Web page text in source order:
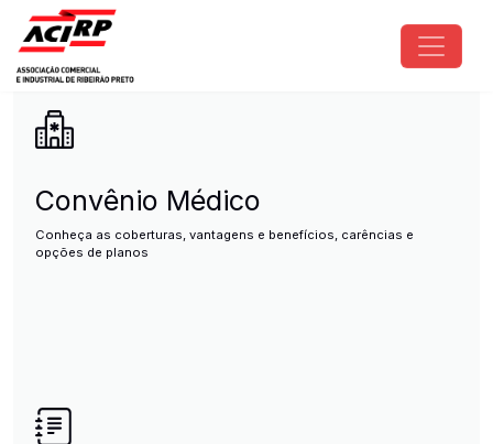
Pular para o conteúdo principal
ACIRP - Associação Comercial
Convênio Médico
Conheça as coberturas, vantagens e benefícios, carências e
opções de planos